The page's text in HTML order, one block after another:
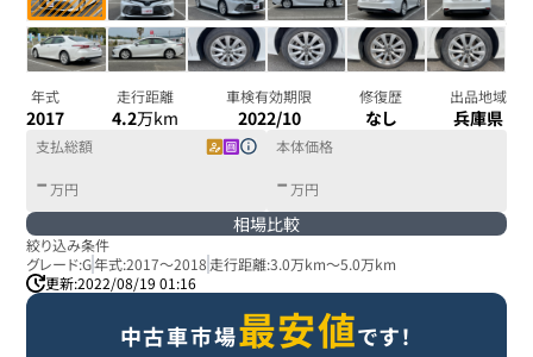
年式
2017
走行距離
4.2万km
車検有効期限
2022/10
修復歴
なし
出品地域
兵庫県
支払総額
- 万円
本体価格
- 万円
相場比較
絞り込み条件
グレード:G年式:2017～2018 走行距離:3.0万km～5.0万km
更新:2022/08/19 01:16
中古車市場最安値です！